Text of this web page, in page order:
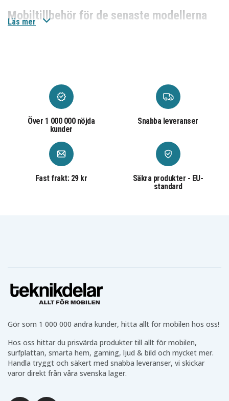
Mobiltillbehör för de senaste modellerna
Mobilreservdelar till äldre modeller
mobilreservdelarna
för de ledande
mobiltillverkarna som Apple, Samsung och många fler.
Genom att laga din iPhone skärm eller byta batteri på
din Samsung Galaxy kan du förlänga levnadstiden på
dessa produkter. Våra mobilreservdelar är inte bara
prisvärda, de är också enkla att använda.
Teknikprylarna för din vardag
Vi har utöver ovan nämnda teknikprylarna för din
vardag sompowerbanks
och mycket annat som behövs i din vardag.
Teknikdelars positiva omdömen och betyg
Vi på Teknikdelar är stolta över våra fina omdömen och
betyg på Trustpilot, Google och andra plattformar. Hos
oss får du säkra betalningar, ett fast fraktpris på 29
Läs mer
Över 1 000 000 nöjda
kunder
Snabba leveranser
Fast frakt: 29 kr
Säkra produkter - EU-
standard
Gör som 1 000 000 andra kunder, hitta allt för mobilen hos oss!
Hos oss hittar du prisvärda produkter till allt för mobilen,
surfplattan, smarta hem, gaming, ljud & bild och mycket mer.
Handla tryggt och säkert med snabba leveranser, vi skickar
varor direkt från våra svenska lager.